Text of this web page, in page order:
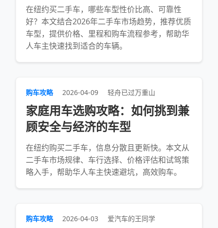
在纽约买二手车，哪些车型性价比高、可靠性
好？本文结合2026年二手车市场趋势，推荐优质
车型，提供价格、里程和购车流程参考，帮助华
人车主快速找到适合的车辆。
购车攻略 2026-04-09 轻舟已过万重山
家庭用车选购攻略：如何挑到兼
顾安全与经济的车型
在纽约购买二手车，信息分散且更新快。本文从
二手车市场规律、车行选择、价格评估和试驾策
略入手，帮助华人车主快速避坑，高效购车。
购车攻略 2026-04-03 爱汽车的王同学